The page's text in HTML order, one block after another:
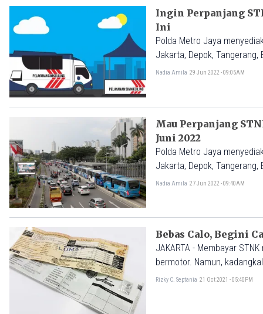
Ingin Perpanjang
Ini
Polda Metro Jaya
Jakarta, Depok,
Nadia Amila 29 Jun 2022 - 09:05AM
Mau Perpanjang
Juni 2022
Polda Metro Jaya
Jakarta, Depok,
Nadia Amila 27 Jun 2022 - 09:40AM
Bebas Calo, Begini
JAKARTA - Membayar
bermotor. Namun,
Rizky C. Septania 21 Oct 2021 - 05:40PM